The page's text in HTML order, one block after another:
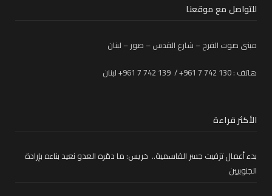
للتواصل مع موقعنا
مبنى صوت الفرح – شارع القدس – صور – لبنان
هاتف : 130 742 7 961+ / 139 742 7 961+ لبنان
الأكثر قراءة
بدء أعمال تزفيت جسر القاسمية.. خريس: ما دمّره العدو نعيد بناءه بإرادة
الجنوبيين